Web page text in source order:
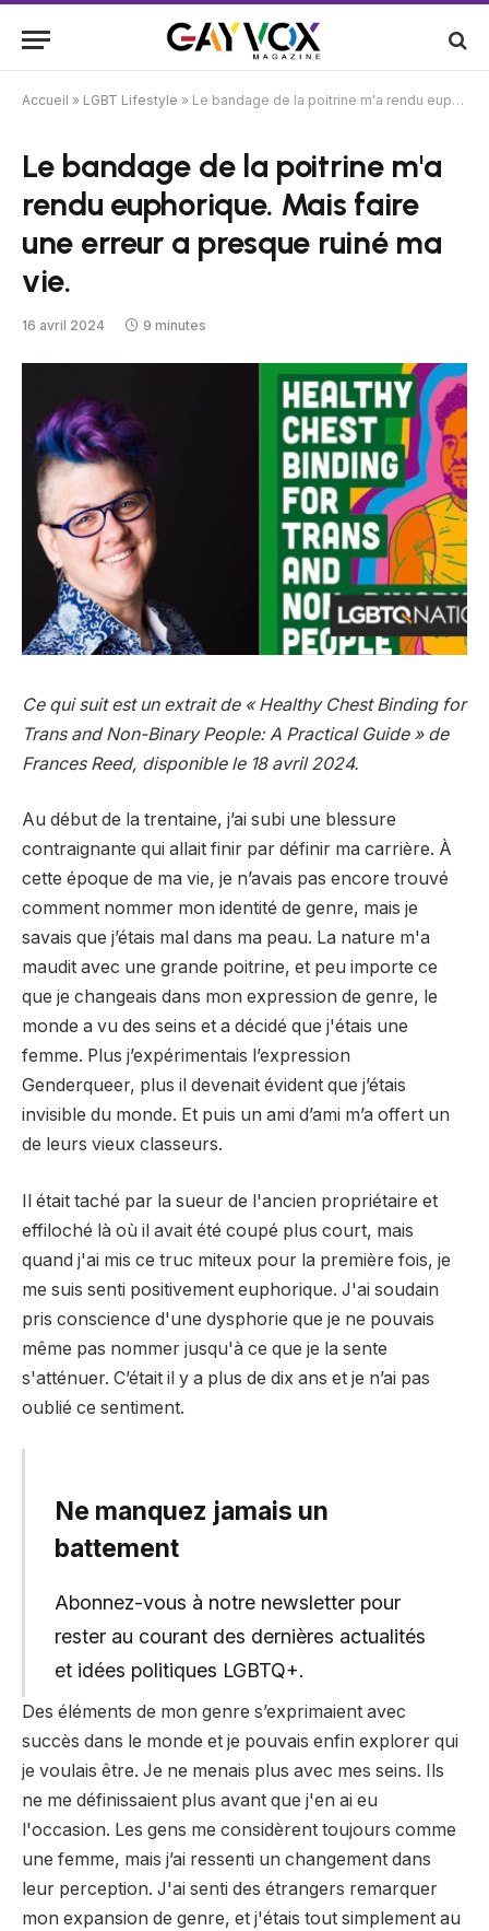
Accueil » LGBT Lifestyle » Le bandage de la poitrine m'a rendu euphorique. Mais faire une erreur a presque ruiné ma vie.
Le bandage de la poitrine m'a
rendu euphorique. Mais faire
une erreur a presque ruiné ma
vie.
16 avril 2024 9 minutes
Ce qui suit est un extrait de « Healthy Chest Binding for
Trans and Non-Binary People: A Practical Guide » de
Frances Reed, disponible le 18 avril 2024.
Au début de la trentaine, j’ai subi une blessure
contraignante qui allait finir par définir ma carrière. À
cette époque de ma vie, je n’avais pas encore trouvé
comment nommer mon identité de genre, mais je
savais que j’étais mal dans ma peau. La nature m'a
maudit avec une grande poitrine, et peu importe ce
que je changeais dans mon expression de genre, le
monde a vu des seins et a décidé que j'étais une
femme. Plus j’expérimentais l’expression
Genderqueer, plus il devenait évident que j’étais
invisible du monde. Et puis un ami d’ami m’a offert un
de leurs vieux classeurs.
Il était taché par la sueur de l'ancien propriétaire et
effiloché là où il avait été coupé plus court, mais
quand j'ai mis ce truc miteux pour la première fois, je
me suis senti positivement euphorique. J'ai soudain
pris conscience d'une dysphorie que je ne pouvais
même pas nommer jusqu'à ce que je la sente
s'atténuer. C’était il y a plus de dix ans et je n’ai pas
oublié ce sentiment.
Ne manquez jamais un
battement
Abonnez-vous à notre newsletter pour
rester au courant des dernières actualités
et idées politiques LGBTQ+.
Des éléments de mon genre s’exprimaient avec
succès dans le monde et je pouvais enfin explorer qui
je voulais être. Je ne menais plus avec mes seins. Ils
ne me définissaient plus avant que j'en ai eu
l'occasion. Les gens me considèrent toujours comme
une femme, mais j’ai ressenti un changement dans
leur perception. J'ai senti des étrangers remarquer
mon expansion de genre, et j'étais tout simplement au